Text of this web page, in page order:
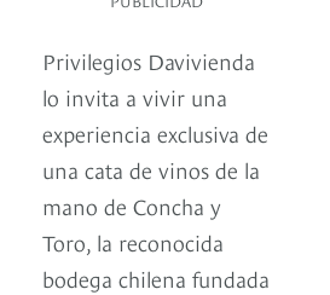
Privilegios Davivienda
lo invita a vivir una
experiencia exclusiva de
una cata de vinos de la
mano de Concha y
Toro, la reconocida
bodega chilena fundada